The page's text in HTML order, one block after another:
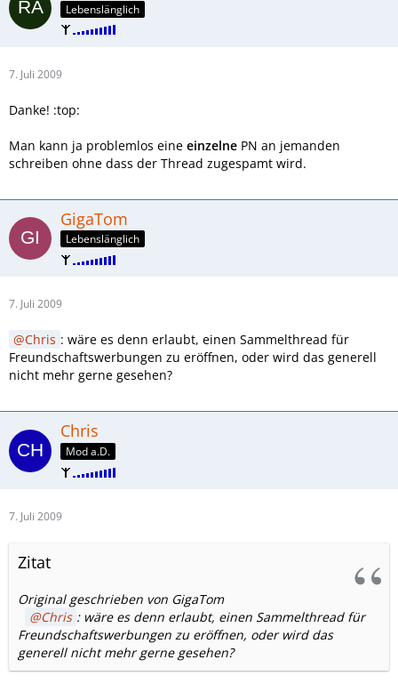
Lebenslänglich
7. Juli 2009
Danke! :top:
Man kann ja problemlos eine einzelne PN an jemanden
schreiben ohne dass der Thread zugespamt wird.
GigaTom
Lebenslänglich
7. Juli 2009
Chris : wäre es denn erlaubt, einen Sammelthread für
Freundschaftswerbungen zu eröffnen, oder wird das generell
nicht mehr gerne gesehen?
Chris
Mod a.D.
7. Juli 2009
Zitat
Original geschrieben von GigaTom
Chris : wäre es denn erlaubt, einen Sammelthread für
Freundschaftswerbungen zu eröffnen, oder wird das
generell nicht mehr gerne gesehen?